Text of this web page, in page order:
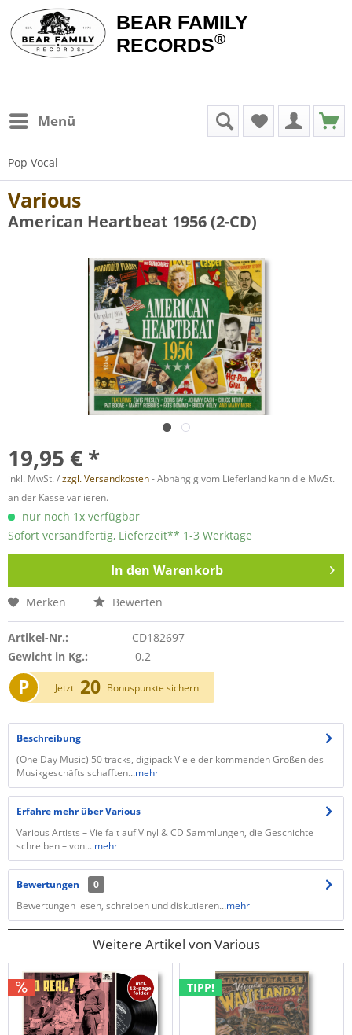
BEAR FAMILY
RECORDS®
Menü
Pop Vocal
Various
American Heartbeat 1956 (2-CD)
19,95 € *
inkl. MwSt. /zzgl. Versandkosten- Abhängig vom Lieferland kann die MwSt.
an der Kasse variieren.
nur noch 1x verfügbar
Sofort versandfertig, Lieferzeit** 1-3 Werktage
In den Warenkorb
Merken Bewerten
Artikel-Nr.:
CD182697
Gewicht in Kg.:
0.2
P Jetzt 20 Bonuspunkte sichern
Beschreibung
(One Day Music) 50 tracks, digipack Viele der kommenden Größen des
Musikgeschäfts schafften...mehr
Erfahre mehr über Various
Various Artists – Vielfalt auf Vinyl & CD Sammlungen, die Geschichte
schreiben – von... mehr
Bewertungen
0
Bewertungen lesen, schreiben und diskutieren...mehr
Weitere Artikel von Various
TIPP!